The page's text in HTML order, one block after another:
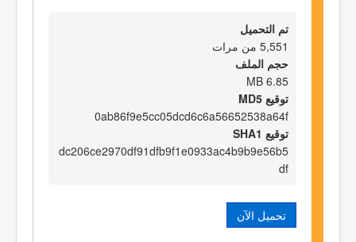
تم التحميل
5,551 من مرات
حجم الملف
6.85 MB
توقيع MD5
0ab86f9e5cc05dcd6c6a56652538a64f
توقيع SHA1
dc206ce2970df91dfb9f1e0933ac4b9b9e56b5
df
تحميل الآن